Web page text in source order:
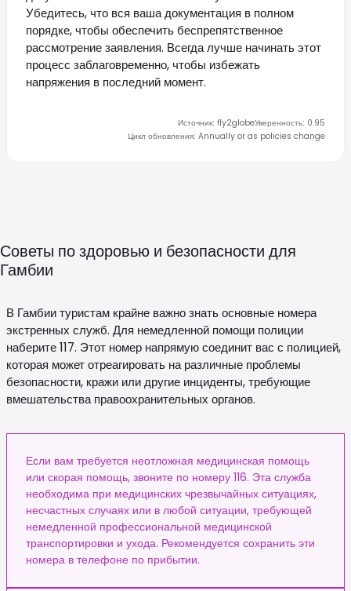
Убедитесь, что вся ваша документация в полном
порядке, чтобы обеспечить беспрепятственное
рассмотрение заявления. Всегда лучше начинать этот
процесс заблаговременно, чтобы избежать
напряжения в последний момент.
Источник: fly2globeУверенность: 0.95
Цикл обновления: Annually or as policies change
Советы по здоровью и безопасности для
Гамбии
В Гамбии туристам крайне важно знать основные номера
экстренных служб. Для немедленной помощи полиции
наберите 117. Этот номер напрямую соединит вас с полицией,
которая может отреагировать на различные проблемы
безопасности, кражи или другие инциденты, требующие
вмешательства правоохранительных органов.
Если вам требуется неотложная медицинская помощь
или скорая помощь, звоните по номеру 116. Эта служба
необходима при медицинских чрезвычайных ситуациях,
несчастных случаях или в любой ситуации, требующей
немедленной профессиональной медицинской
транспортировки и ухода. Рекомендуется сохранить эти
номера в телефоне по прибытии.